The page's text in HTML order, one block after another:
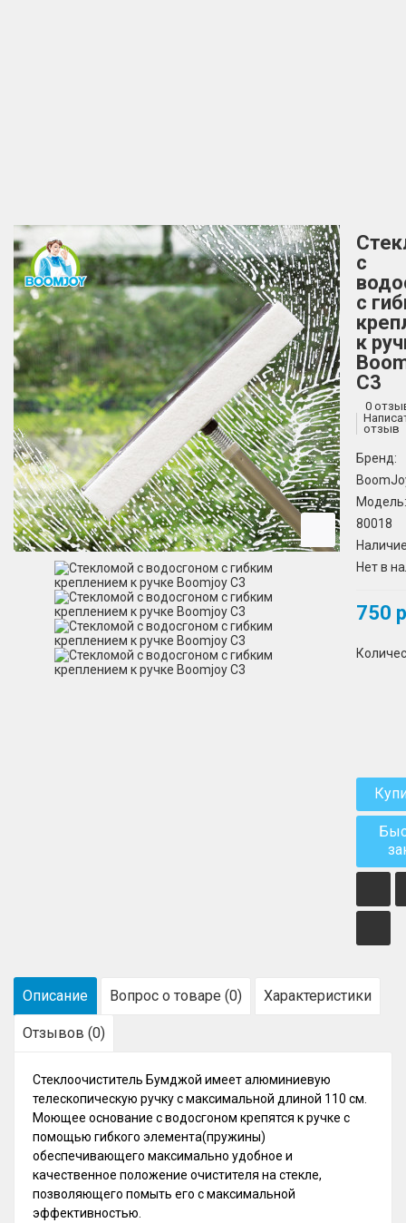
с
с
к
C3
0
отзыв
Бренд:
80018
Нет в
750
Описание Вопрос о товаре (0) Характеристики
Отзывов (0)
Стеклоочиститель Бумджой имеет алюминиевую
телескопическую ручку с максимальной длиной 110 см.
Моющее основание с водосгоном крепятся к ручке с
помощью гибкого элемента(пружины)
обеспечивающего максимально удобное и
качественное положение очистителя на стекле,
позволяющего помыть его с максимальной
эффективностью.